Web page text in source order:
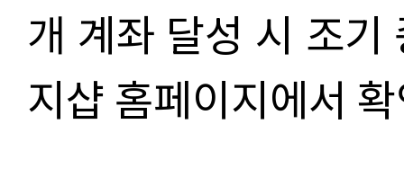
개 계좌 달성 시 조기
지샵 홈페이지에서